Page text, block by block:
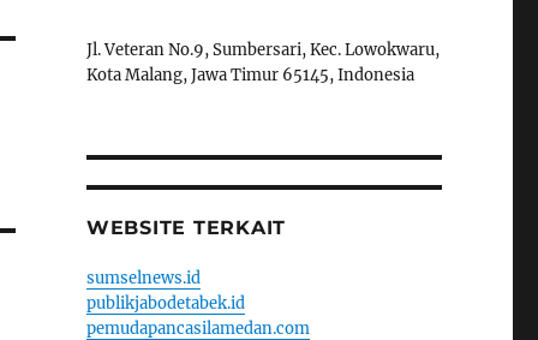
Jl. Veteran No.9, Sumbersari, Kec. Lowokwaru,
Kota Malang, Jawa Timur 65145, Indonesia
WEBSITE TERKAIT
sumselnews.id
publikjabodetabek.id
pemudapancasilamedan.com